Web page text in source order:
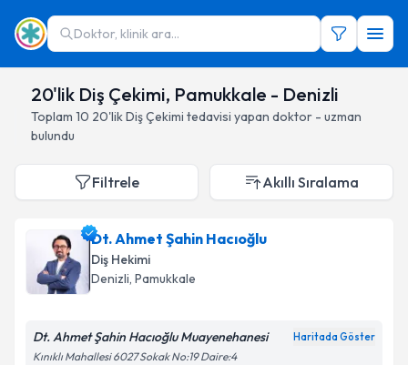
Doktor, klinik ara...
20'lik Diş Çekimi, Pamukkale - Denizli
Toplam 10 20'lik Diş Çekimi tedavisi yapan doktor - uzman
bulundu
Filtrele Akıllı Sıralama
Dt. Ahmet Şahin Hacıoğlu
Diş Hekimi
Denizli, Pamukkale
Dt. Ahmet Şahin Hacıoğlu Muayenehanesi Haritada Göster
Kınıklı Mahallesi 6027 Sokak No:19 Daire:4